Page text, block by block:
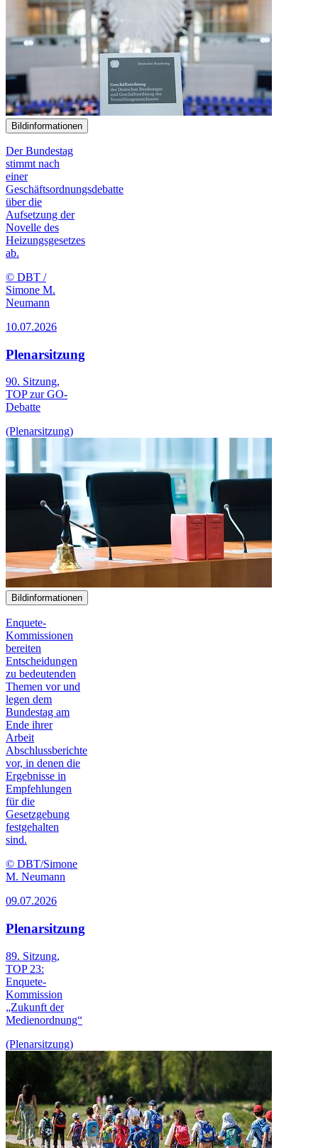
Bildinformationen
Der Bundestag
stimmt nach
einer
Geschäftsordnungsdebatte
über die
Aufsetzung der
Novelle des
Heizungsgesetzes
ab.
© DBT /
Simone M.
Neumann
10.07.2026
Plenarsitzung
90. Sitzung,
TOP zur GO-
Debatte
(Plenarsitzung)
Bildinformationen
Enquete-
Kommissionen
bereiten
Entscheidungen
zu bedeutenden
Themen vor und
legen dem
Bundestag am
Ende ihrer
Arbeit
Abschlussberichte
vor, in denen die
Ergebnisse in
Empfehlungen
für die
Gesetzgebung
festgehalten
sind.
© DBT/Simone
M. Neumann
09.07.2026
Plenarsitzung
89. Sitzung,
TOP 23:
Enquete-
Kommission
„Zukunft der
Medien­ordnung“
(Plenarsitzung)